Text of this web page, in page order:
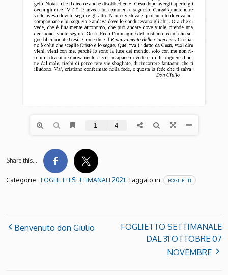
Share this…
Categorie: FOGLIETTI SETTIMANALI 2021 Taggato in: FOGLIETTI
Benvenuto don Giulio
FOGLIETTO SETTIMANALE
DAL 31 OTTOBRE 07
NOVEMBRE